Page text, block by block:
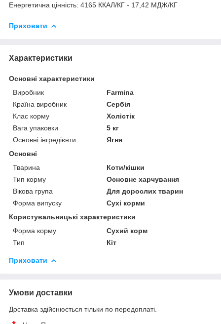
Енергетична цінність: 4165 ККАЛ/КГ - 17,42 МДЖ/КГ
Приховати
Характеристики
Основні характеристики
Виробник
Farmina
Країна виробник
Сербія
Клас корму
Холістік
Вага упаковки
5 кг
Основні інгредієнти
Ягня
Основні
Тварина
Коти/кішки
Тип корму
Основне харчування
Вікова група
Для дорослих тварин
Форма випуску
Сухі корми
Користувальницькі характеристики
Форма корму
Сухий корм
Тип
Кіт
Приховати
Умови доставки
Доставка здійснюється тільки по передоплаті.